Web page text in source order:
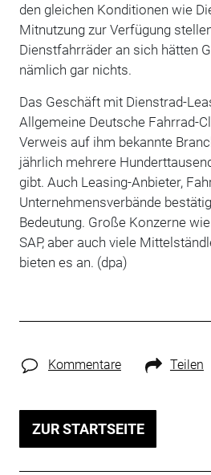
den gleichen Konditionen wie
Mitnutzung zur Verfügung
Dienstfahrräder an sich hätten
nämlich gar nichts.
Das Geschäft mit Dienstrad-
Allgemeine Deutsche Fahrrad-
Verweis auf ihm bekannte
jährlich mehrere
gibt. Auch Leasing-Anbieter,
Unternehmensverbände
Bedeutung. Große Konzerne
SAP, aber auch viele
bieten es an. (dpa)
Kommentare Teilen
ZUR STARTSEITE